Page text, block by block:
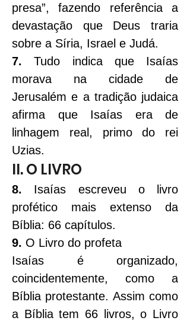
presa”, fazendo referência a
devastação que Deus traria
sobre a Síria, Israel e Judá.
7. Tudo indica que Isaías
morava na cidade de
Jerusalém e a tradição judaica
afirma que Isaías era de
linhagem real, primo do rei
Uzias.
II. O LIVRO
8. Isaías escreveu o livro
profético mais extenso da
Bíblia: 66 capítulos.
9. O Livro do profeta
Isaías é organizado,
coincidentemente, como a
Bíblia protestante. Assim como
a Bíblia tem 66 livros, o Livro